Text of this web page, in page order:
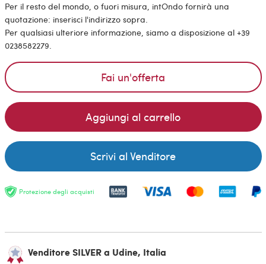
Per il resto del mondo, o fuori misura, intOndo fornirà una
quotazione: inserisci l'indirizzo sopra.
Per qualsiasi ulteriore informazione, siamo a disposizione al +39
0238582279.
Fai un'offerta
Aggiungi al carrello
Scrivi al Venditore
Protezione degli acquisti
Venditore SILVER a Udine, Italia